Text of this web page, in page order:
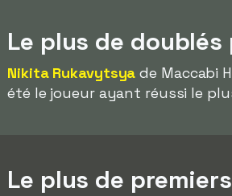
Le plus de
Nikita Rukavytsya de Maccabi
été le joueur ayant réussi le
Le plus de